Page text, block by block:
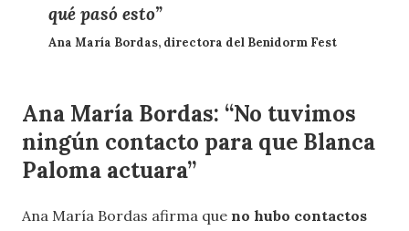
qué pasó esto”
Ana María Bordas, directora del Benidorm Fest
Ana María Bordas: “No tuvimos
ningún contacto para que Blanca
Paloma actuara”
Ana María Bordas afirma que no hubo contactos